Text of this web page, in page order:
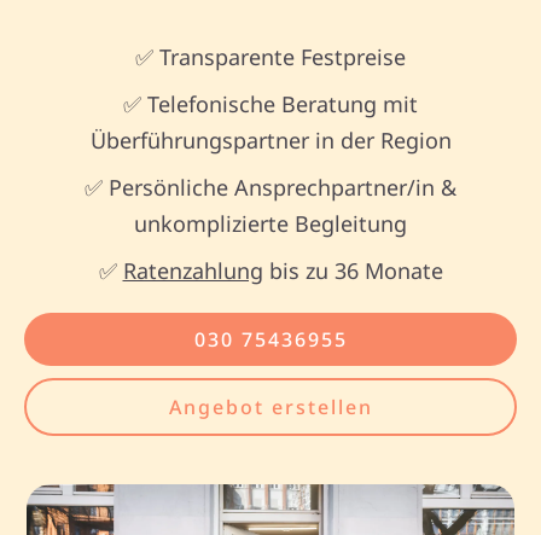
✅ Transparente Festpreise
✅ Telefonische Beratung mit
Überführungspartner in der Region
✅ Persönliche Ansprechpartner/in &
unkomplizierte Begleitung
✅ Ratenzahlung bis zu 36 Monate
030 75436955
Angebot erstellen